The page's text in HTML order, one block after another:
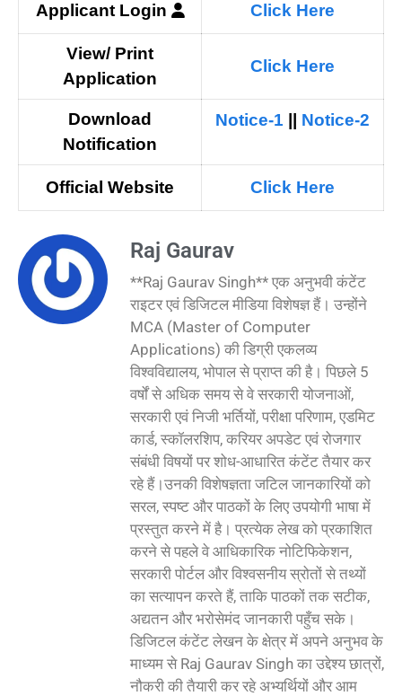
Applicant Login Click Here
View/ Print
Application
Click Here
Download
Notification
Notice-1 Notice-2
Official Website Click Here
Raj Gaurav
**Raj Gaurav Singh** एक अनुभवी कंटेंट
राइटर एवं डिजिटल मीडिया विशेषज्ञ हैं। उन्होंने
MCA (Master of Computer
Applications) की डिग्री एकलव्य
विश्वविद्यालय, भोपाल से प्राप्त की है। पिछले 5
वर्षों से अधिक समय से वे सरकारी योजनाओं,
सरकारी एवं निजी भर्तियों, परीक्षा परिणाम, एडमिट
कार्ड, स्कॉलरशिप, करियर अपडेट एवं रोजगार
संबंधी विषयों पर शोध-आधारित कंटेंट तैयार कर
रहे हैं।उनकी विशेषज्ञता जटिल जानकारियों को
सरल, स्पष्ट और पाठकों के लिए उपयोगी भाषा में
प्रस्तुत करने में है। प्रत्येक लेख को प्रकाशित
करने से पहले वे आधिकारिक नोटिफिकेशन,
सरकारी पोर्टल और विश्वसनीय स्रोतों से तथ्यों
का सत्यापन करते हैं, ताकि पाठकों तक सटीक,
अद्यतन और भरोसेमंद जानकारी पहुँच सके।
डिजिटल कंटेंट लेखन के क्षेत्र में अपने अनुभव के
माध्यम से Raj Gaurav Singh का उद्देश्य छात्रों,
नौकरी की तैयारी कर रहे अभ्यर्थियों और आम